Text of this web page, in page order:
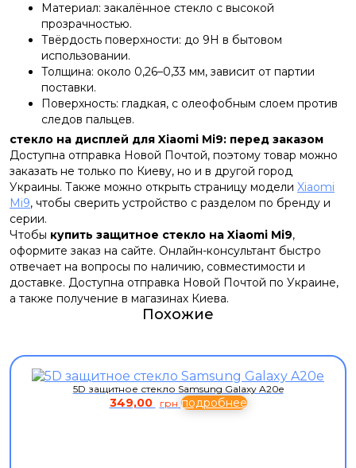
Материал: закалённое стекло с высокой
прозрачностью.
Твёрдость поверхности: до 9H в бытовом
использовании.
Толщина: около 0,26–0,33 мм, зависит от партии
поставки.
Поверхность: гладкая, с олеофобным слоем против
следов пальцев.
стекло на дисплей для Xiaomi Mi9: перед заказом
Доступна отправка Новой Почтой, поэтому товар можно
заказать не только по Киеву, но и в другой город
Украины. Также можно открыть страницу модели Xiaomi
Mi9, чтобы сверить устройство с разделом по бренду и
серии.
Чтобы купить защитное стекло на Xiaomi Mi9,
оформите заказ на сайте. Онлайн-консультант быстро
отвечает на вопросы по наличию, совместимости и
доставке. Доступна отправка Новой Почтой по Украине,
а также получение в магазинах Киева.
Похожие
5D защитное стекло Samsung Galaxy A20e
349,00 грн подробнее